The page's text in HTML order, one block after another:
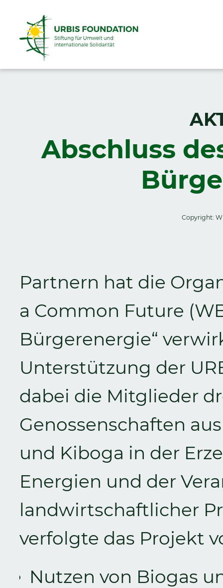
Abschluss
Copyright:
Partnern hat die
a Common Future
Bürgerenergie“
Unterstützung der
dabei die Mitglieder
Genossenschaften
und Kiboga in der
Energien und der
landwirtschaftlicher
verfolgte das Projekt
Nutzen von Biogas